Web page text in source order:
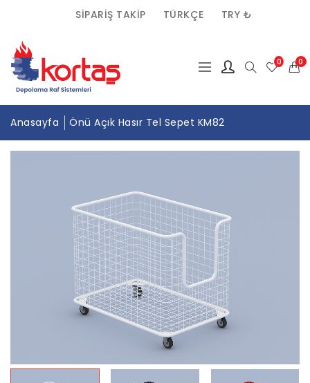
SIPARIŞ TAKIP TÜRKÇE TRY ₺
(0) 0
Anasayfa Önü Açık Hasır Tel Sepet KM82